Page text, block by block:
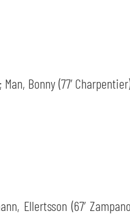
Bonny (77’
Ellertsson (67’